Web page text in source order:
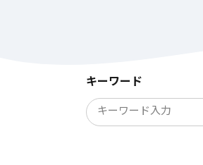
キーワード